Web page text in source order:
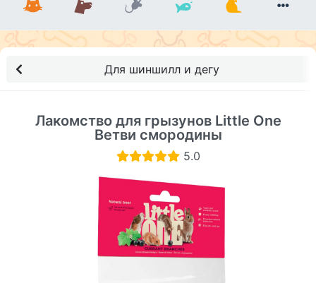
Для шиншилл и дегу
Лакомство для грызунов Little One
Ветви смородины
5.0